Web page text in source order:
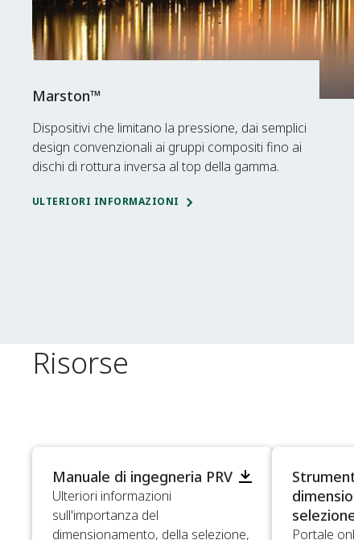
Marston™
Dispositivi che limitano la pressione, dai semplici
design convenzionali ai gruppi compositi fino ai
dischi di rottura inversa al top della gamma.
ULTERIORI INFORMAZIONI
Risorse
Manuale di ingegneria PRV
Ulteriori informazioni
sull'importanza del
dimensionamento, della selezione,
Portale